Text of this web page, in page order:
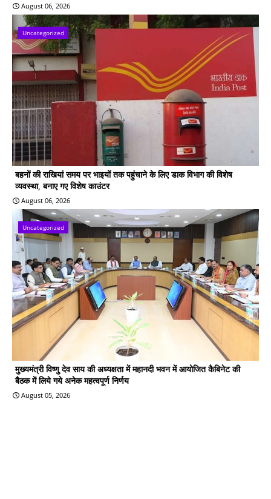
August 06, 2026
Uncategorized
बहनों की राखियां समय पर भाइयों तक पहुंचाने के लिए डाक विभाग की विशेष
व्यवस्था, बनाए गए विशेष काउंटर
August 06, 2026
Uncategorized
मुख्यमंत्री विष्णु देव साय की अध्यक्षता में महानदी भवन में आयोजित कैबिनेट की
बैठक में लिये गये अनेक महत्वपूर्ण निर्णय
August 05, 2026